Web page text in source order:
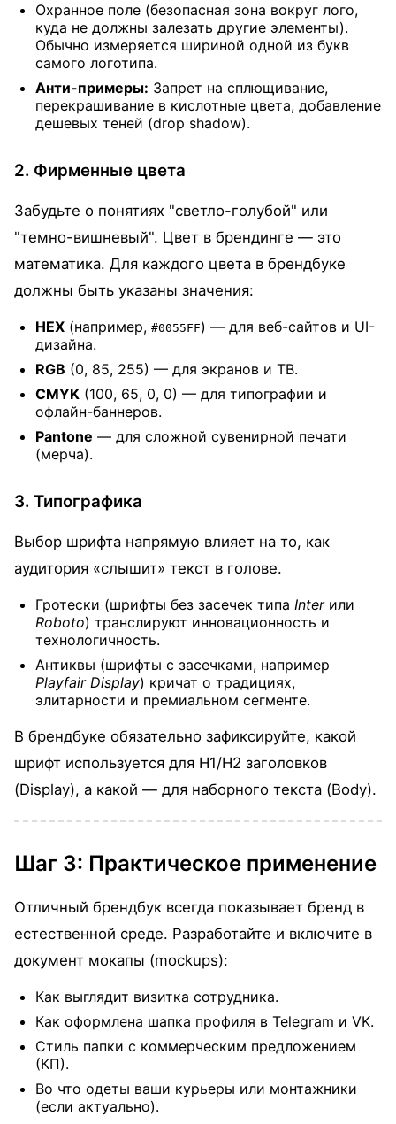
Охранное поле (безопасная зона вокруг лого,
куда не должны залезать другие элементы).
Обычно измеряется шириной одной из букв
самого логотипа.
Анти-примеры: Запрет на сплющивание,
перекрашивание в кислотные цвета, добавление
дешевых теней (drop shadow).
2. Фирменные цвета
Забудьте о понятиях "светло-голубой" или
"темно-вишневый". Цвет в брендинге — это
математика. Для каждого цвета в брендбуке
должны быть указаны значения:
HEX (например, #0055FF) — для веб-сайтов и UI-
дизайна.
RGB (0, 85, 255) — для экранов и ТВ.
CMYK (100, 65, 0, 0) — для типографии и
офлайн-баннеров.
Pantone — для сложной сувенирной печати
(мерча).
3. Типографика
Выбор шрифта напрямую влияет на то, как
аудитория «слышит» текст в голове.
Гротески (шрифты без засечек типа Interили
Roboto) транслируют инновационность и
технологичность.
Антиквы (шрифты с засечками, например
Playfair Display) кричат о традициях,
элитарности и премиальном сегменте.
В брендбуке обязательно зафиксируйте, какой
шрифт используется для H1/H2 заголовков
(Display), а какой — для наборного текста (Body).
Шаг 3: Практическое применение
Отличный брендбук всегда показывает бренд в
естественной среде. Разработайте и включите в
документ мокапы (mockups):
Как выглядит визитка сотрудника.
Как оформлена шапка профиля в Telegram и VK.
Стиль папки с коммерческим предложением
(КП).
Во что одеты ваши курьеры или монтажники
(если актуально).